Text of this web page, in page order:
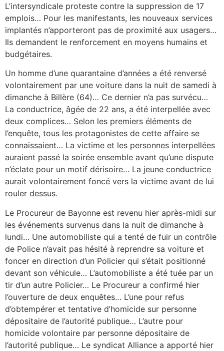
L’intersyndicale proteste contre la suppression de 17
emplois… Pour les manifestants, les nouveaux services
implantés n’apporteront pas de proximité aux usagers…
Ils demandent le renforcement en moyens humains et
budgétaires.
Un homme d’une quarantaine d’années a été renversé
volontairement par une voiture dans la nuit de samedi à
dimanche à Billère (64)… Ce dernier n’a pas survécu…
La conductrice, âgée de 22 ans, a été interpellée avec
deux complices… Selon les premiers éléments de
l’enquête, tous les protagonistes de cette affaire se
connaissaient… La victime et les personnes interpellées
auraient passé la soirée ensemble avant qu’une dispute
n’éclate pour un motif dérisoire… La jeune conductrice
aurait volontairement foncé vers la victime avant de lui
rouler dessus.
Le Procureur de Bayonne est revenu hier après-midi sur
les événements survenus dans la nuit de dimanche à
lundi… Une automobiliste qui a tenté de fuir un contrôle
de Police n’avait pas hésité à reprendre sa voiture et
foncer en direction d’un Policier qui s’était positionné
devant son véhicule… L’automobiliste a été tuée par un
tir d’un autre Policier… Le Procureur a confirmé hier
l’ouverture de deux enquêtes… L’une pour refus
d’obtempérer et tentative d’homicide sur personne
dépositaire de l’autorité publique… L’autre pour
homicide volontaire par personne dépositaire de
l’autorité publique… Le syndicat Alliance a apporté hier